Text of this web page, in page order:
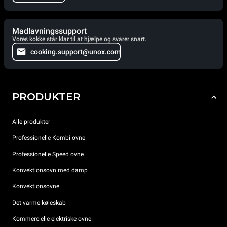
Madlavningssupport
Vores kokke står klar til at hjælpe og svarer snart.
cooking.support@unox.com
PRODUKTER
Alle produkter
Professionelle Kombi ovne
Professionelle Speed ovne
Konvektionsovn med damp
Konvektionsovne
Det varme køleskab
Kommercielle elektriske ovne